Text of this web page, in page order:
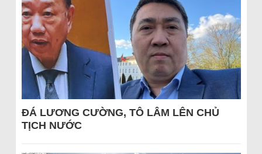
ĐÁ LƯƠNG CƯỜNG, TÔ LÂM LÊN CHỦ
TỊCH NƯỚC